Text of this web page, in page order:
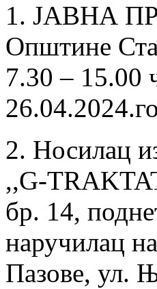
1. ЈАВНА
Oпштине
7.30 – 15.00
2. Носилац
,,G-
бр. 14,
наручилац
Пазове, ул.